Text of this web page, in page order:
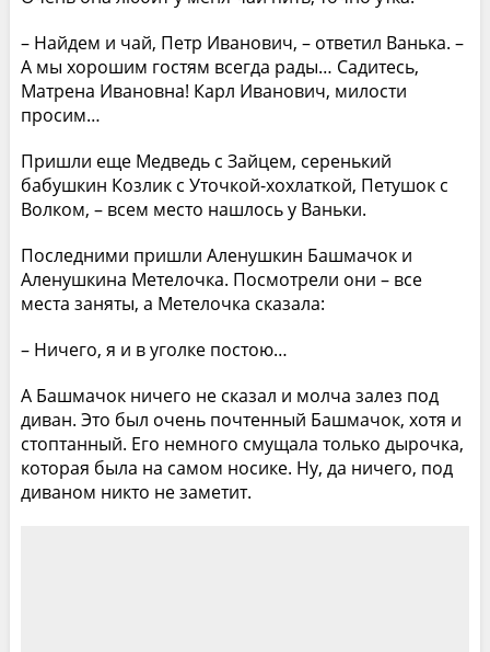
– Найдем и чай, Петр Иванович, – ответил Ванька. –
А мы хорошим гостям всегда рады… Садитесь,
Матрена Ивановна! Карл Иванович, милости
просим…
Пришли еще Медведь с Зайцем, серенький
бабушкин Козлик с Уточкой-хохлаткой, Петушок с
Волком, – всем место нашлось у Ваньки.
Последними пришли Аленушкин Башмачок и
Аленушкина Метелочка. Посмотрели они – все
места заняты, а Метелочка сказала:
– Ничего, я и в уголке постою…
А Башмачок ничего не сказал и молча залез под
диван. Это был очень почтенный Башмачок, хотя и
стоптанный. Его немного смущала только дырочка,
которая была на самом носике. Ну, да ничего, под
диваном никто не заметит.